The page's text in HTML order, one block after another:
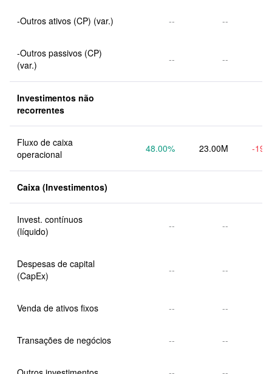
-Outros ativos (CP) (var.) -- --
-Outros passivos (CP)
(var.)
-- --
Investimentos não
recorrentes
Fluxo de caixa
operacional
48.00% 23.00M -
Caixa (Investimentos)
Invest. contínuos
(líquido)
-- --
Despesas de capital
(CapEx)
-- --
Venda de ativos fixos -- --
Transações de negócios -- --